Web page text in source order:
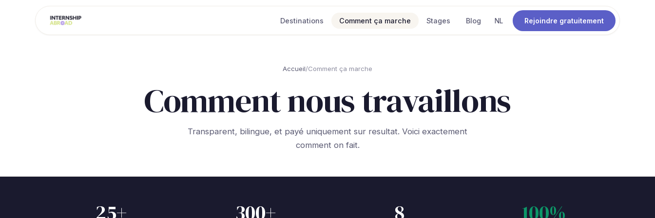
Destinations Comment ça marche Stages Blog NL Rejoindre gratuitement
Accueil/Comment ça marche
Comment nous travaillons
Transparent, bilingue, et payé uniquement sur resultat. Voici exactement
comment on fait.
25+ 300+ 8 100%